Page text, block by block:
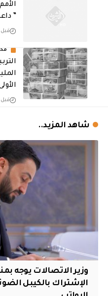
”
الأولى
شاهد المزيد..
الإشتراك بالكيبل